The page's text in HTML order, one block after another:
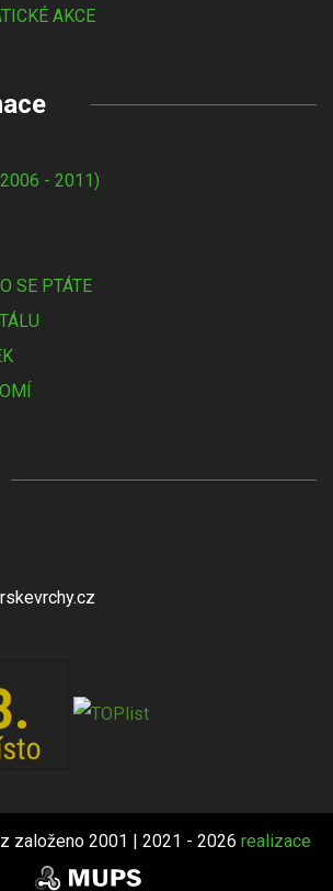
AKCE
- 2011)
SE PTÁTE
založeno 2001 | 2021 - 2026 realizace